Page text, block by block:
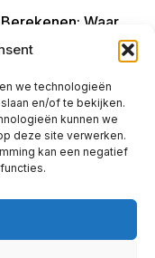
we technologieën
en/of te bekijken.
kunnen we
deze site verwerken.
kan een negatief
Waar